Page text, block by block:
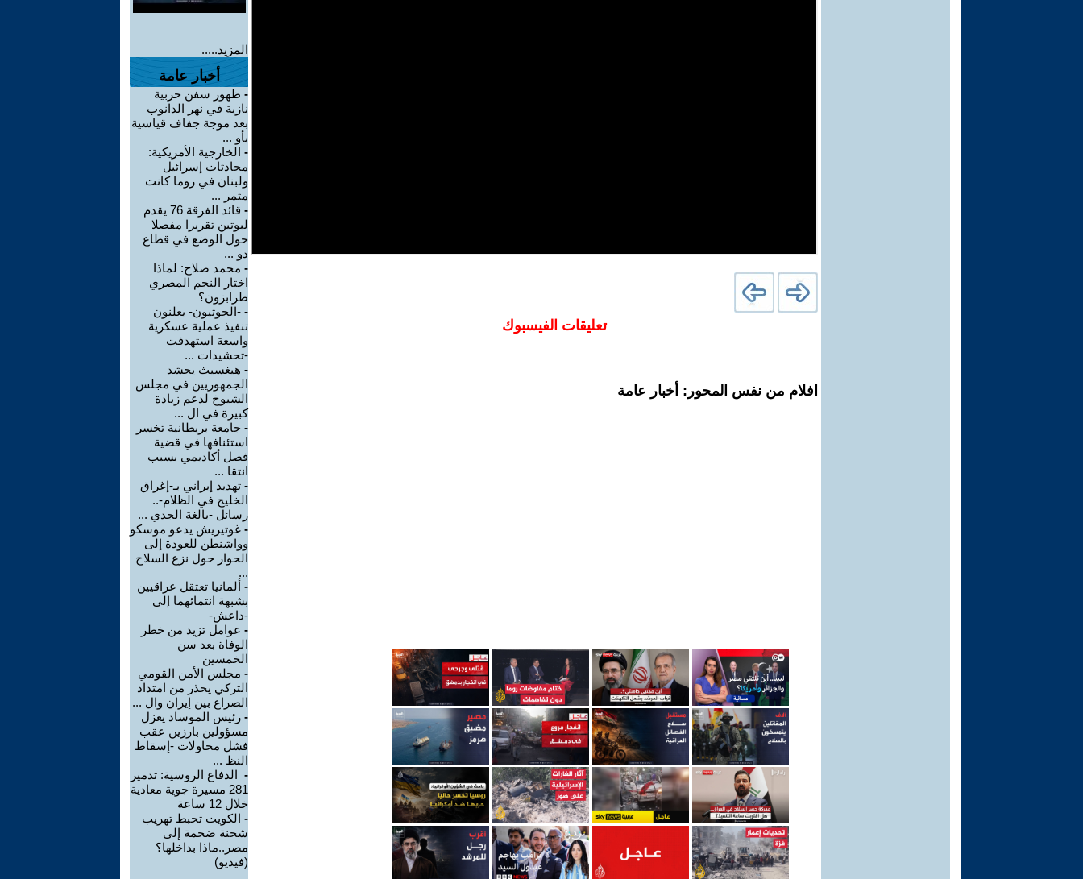
تعليقات الفيسبوك
افلام من نفس المحور: أخبار عامة
المزيد.....
أخبار عامة
- ظهور سفن حربية
نازية في نهر الدانوب
بعد موجة جفاف قياسية
بأو ...
- الخارجية الأمريكية:
محادثات إسرائيل
ولبنان في روما كانت
مثمر ...
-
قائد الفرقة 76 يقدم
لبوتين تقريرا مفصلا
حول الوضع في قطاع
دو ...
- محمد صلاح: لماذا
اختار النجم المصري
طرابزون؟
- -الحوثيون- يعلنون
تنفيذ عملية عسكرية
واسعة استهدفت
-تحشيدات ...
- هيغسيث يحشد
الجمهوريين في مجلس
الشيوخ لدعم زيادة
كبيرة في ال ...
- جامعة بريطانية تخسر
استئنافها في قضية
فصل أكاديمي بسبب
انتقا ...
- تهديد إيراني بـ-إغراق
الخليج في الظلام-..
رسائل -بالغة الجدي ...
- غوتيريش يدعو موسكو
وواشنطن للعودة إلى
الحوار حول نزع السلاح
...
- ألمانيا تعتقل عراقيين
بشبهة انتمائهما إلى
-داعش-
- عوامل تزيد من خطر
الوفاة بعد سن
الخمسين
- مجلس الأمن القومي
التركي يحذر من امتداد
الصراع بين إيران وال ...
- رئيس الموساد يعزل
مسؤولين بارزين عقب
فشل محاولات -إسقاط
النظ ...
- الدفاع الروسية: تدمير
281 مسيرة جوية معادية
خلال 12 ساعة
- الكويت تحبط تهريب
شحنة ضخمة إلى
مصر..ماذا بداخلها؟
(فيديو)